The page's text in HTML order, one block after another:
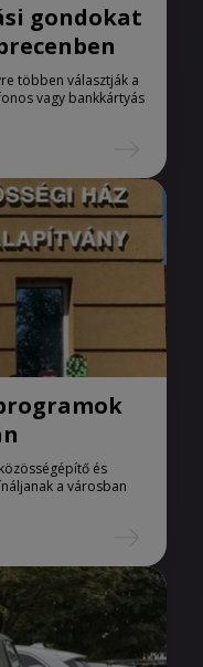
gondokat
többen választják a
vagy bankkártyás
és
a városban